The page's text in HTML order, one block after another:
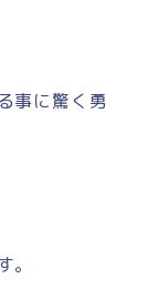
事に驚く勇